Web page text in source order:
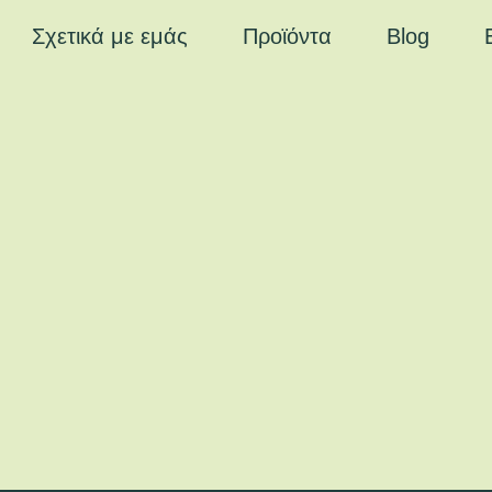
Σχετικά με εμάς Προϊόντα Blog